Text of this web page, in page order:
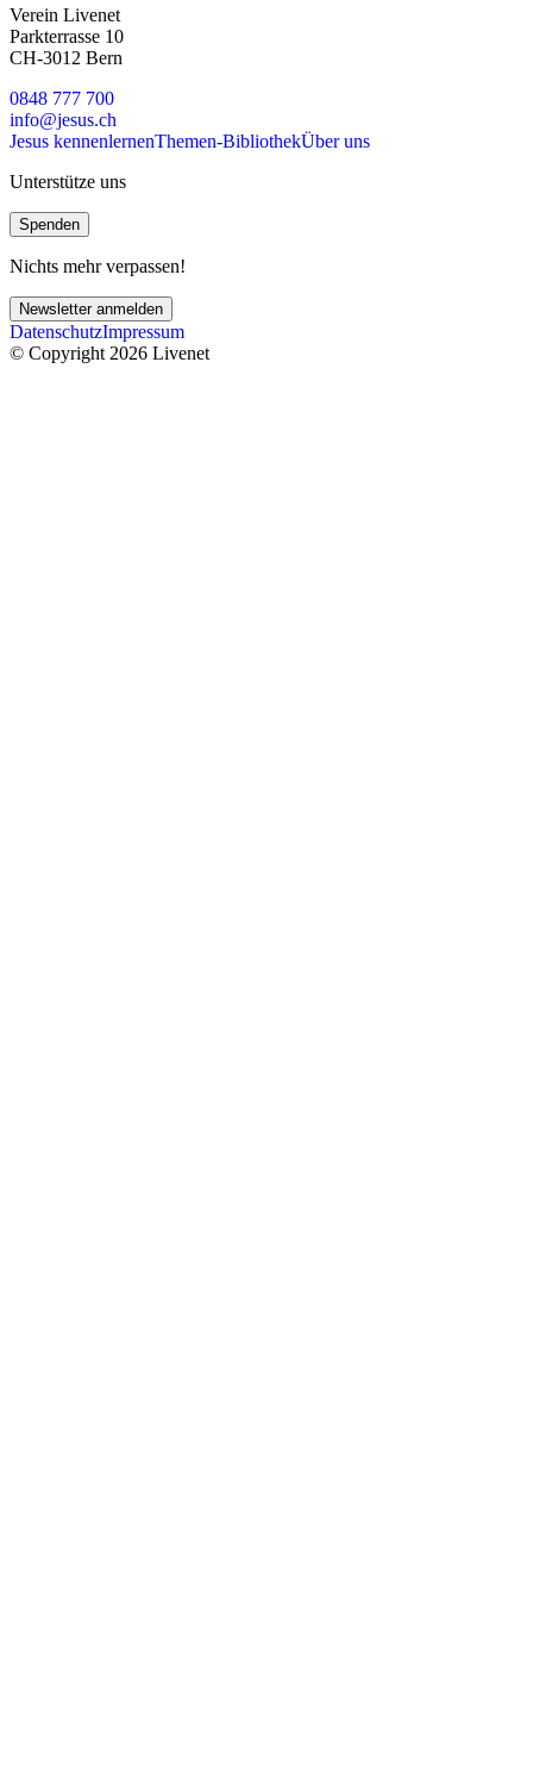
Verein Livenet
Parkterrasse 10
CH-3012 Bern
0848 777 700
info@jesus.ch
Jesus kennenlernenThemen-BibliothekÜber uns
Unterstütze uns
Spenden
Nichts mehr verpassen!
Newsletter anmelden
DatenschutzImpressum
© Copyright 2026 Livenet